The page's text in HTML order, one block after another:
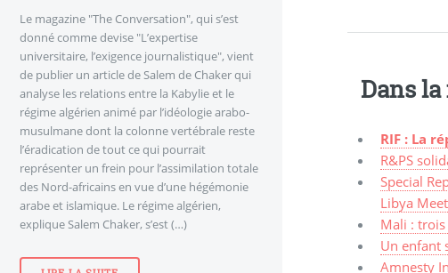
Dans
RIF : La
R&PS
Special
Libya
Mali : trois
Un enfant
Amnesty
Le magazine "The Conversation", qui s’est
donné comme devise "L’expertise
universitaire, l’exigence journalistique", vient
de publier un article de Salem de Chaker qui
analyse les relations entre la Kabylie et le
régime algérien animé par l’idéologie arabo-
musulmane dont la colonne vertébrale reste
l’éradication de tout ce qui pourrait
représenter un frein pour l’assimilation totale
des Nord-africains en vue d’une hégémonie
arabe et islamique. Le régime algérien,
explique Salem Chaker, s’est (…)